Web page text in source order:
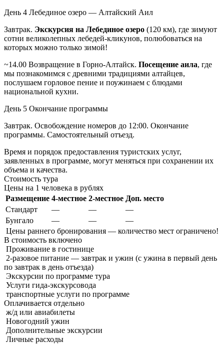
День 4 Лебединое озеро — Алтайский Аил
Завтрак. Экскурсия на Лебединое озеро (120 км), где зимуют
сотни великолепных лебедей-кликунов, полюбоваться на
которых можно только зимой!
~14.00 Возвращение в Горно-Алтайск. Посещение аила, где
мы познакомимся с древними традициями алтайцев,
послушаем горловое пение и поужинаем с блюдами
национальной кухни.
День 5 Окончание программы
Завтрак. Освобождение номеров до 12:00. Окончание
программы. Самостоятельный отъезд.
Время и порядок предоставления туристских услуг,
заявленных в программе, могут меняться при сохранении их
объема и качества.
Стоимость тура
Цены на 1 человека в рублях
Размещение 4-местное 2-местное Доп. место
Стандарт
— —
—
Бунгало
— —
—
Цены раннего бронирования — количество мест ограничено!
В стоимость включено
Проживание в гостинице
2-разовое питание — завтрак и ужин (с ужина в первый день
по завтрак в день отъезда)
Экскурсии по программе тура
Услуги гида-экскурсовода
транспортные услуги по программе
Оплачивается отдельно
ж/д или авиабилеты
Новогодний ужин
Дополнительные экскурсии
Личные расходы